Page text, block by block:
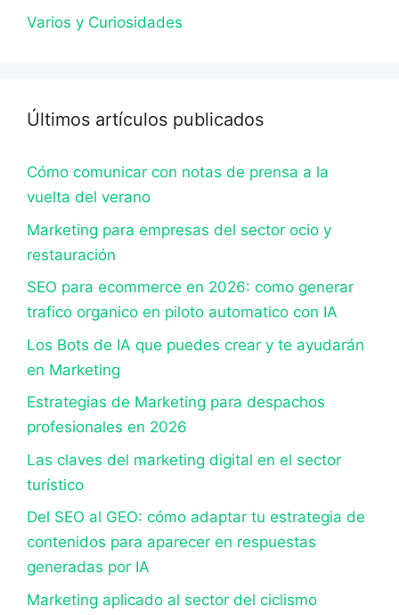
Varios y Curiosidades
Últimos artículos publicados
Cómo comunicar con notas de prensa a la
vuelta del verano
Marketing para empresas del sector ocio y
restauración
SEO para ecommerce en 2026: como generar
trafico organico en piloto automatico con IA
Los Bots de IA que puedes crear y te ayudarán
en Marketing
Estrategias de Marketing para despachos
profesionales en 2026
Las claves del marketing digital en el sector
turístico
Del SEO al GEO: cómo adaptar tu estrategia de
contenidos para aparecer en respuestas
generadas por IA
Marketing aplicado al sector del ciclismo